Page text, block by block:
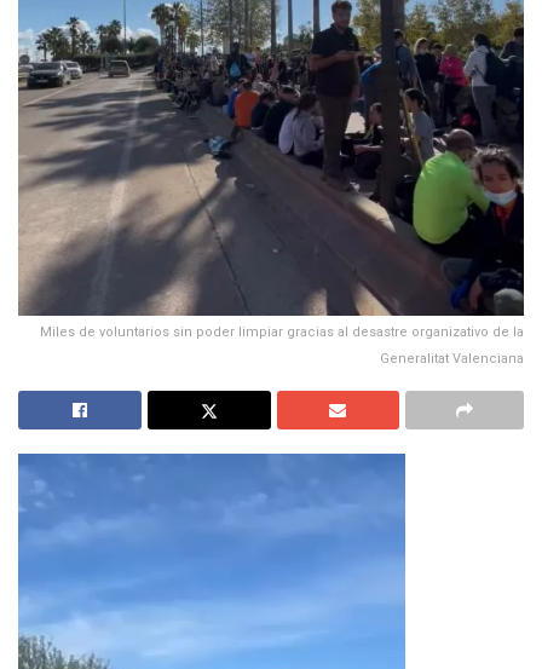
Miles de voluntarios sin poder limpiar gracias al desastre organizativo de la
Generalitat Valenciana